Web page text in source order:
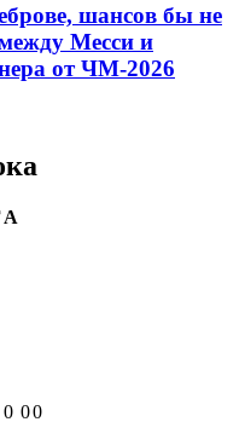
шансов бы не
Месси и
от ЧМ-2026
А
0 00